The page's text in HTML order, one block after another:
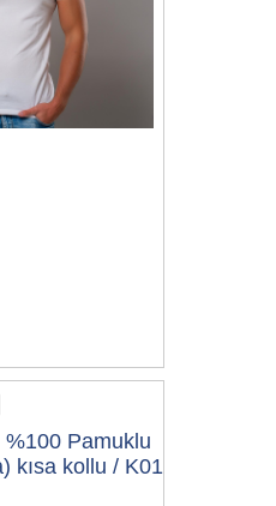
Pamuklu
kısa kollu / K01